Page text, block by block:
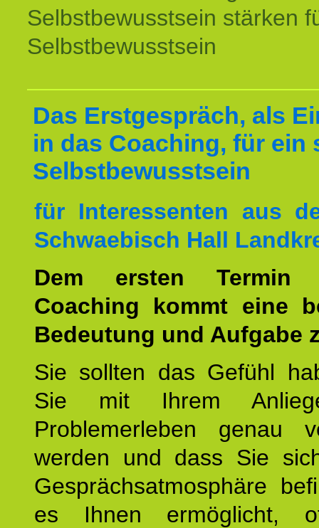
Selbstbewusstsein stärken
Selbstbewusstsein
Das Erstgespräch, als
in das Coaching, für ein
Selbstbewusstsein
für Interessenten aus
Schwaebisch Hall
Dem ersten
Coaching kommt eine
Bedeutung und Aufgabe
Sie sollten das Gefühl
Sie mit Ihrem
Problemerleben genau
werden und dass Sie
Gesprächsatmosphäre
es Ihnen ermöglicht,